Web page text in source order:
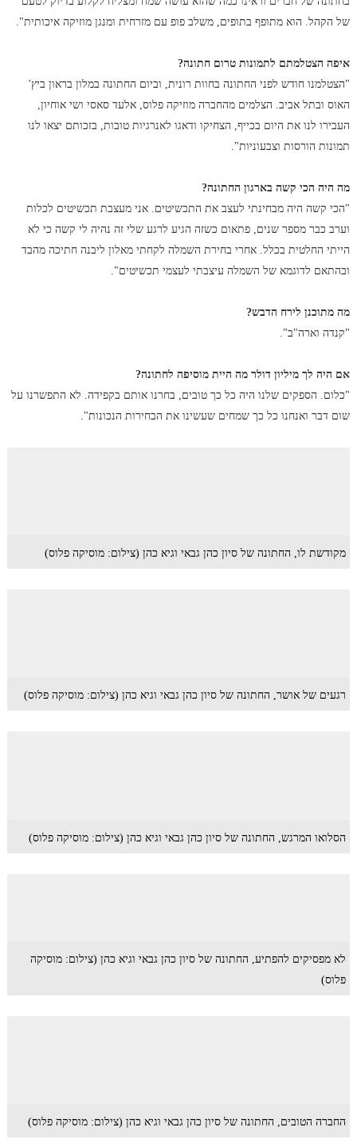
של הקהל. הוא מתופף בתופים, משלב פופ עם מזרחית ומנגן מוזיקה איכותית".
איפה הצטלמתם לתמונות טרום חתונה?
"הצטלמנו חודש לפני החתונה בחוות רונית, וביום החתונה במלון בראון ביץ'
האוס ובתל אביב. הצלמים מהחברה מוזיקה פלוס, אלעד סאסי ושי אוחיון,
העבירו לנו את היום בכייף, הצחיקו ודאגו לאנרגיות טובות, בזכותם יצאו לנו
תמונות הורסות וצבעוניות".
מה היה הכי קשה בארגון החתונה?
"הכי קשה היה מבחינתי לעצב את התכשיטים. אני מעצבת תכשיטים לכלות
וערב כבר מספר שנים, פתאום כשזה הגיע לרגע שלי זה נהיה לי קשה כי לא
הייתי החלטית בכלל. אחרי בחירת השמלה לקחתי מאלון ליבנה חתיכה מהבד
ובהתאם לדוגמא של השמלה עיצבתי לעצמי תכשיטים".
מה מתוכנן לירח הדבש?
"קנדה וארה"ב".
אם היה לך מיליון דולר מה היית מוסיפה לחתונה?
"כלום. הספקים שלנו היה כל כך טובים, בחרנו אותם בקפידה. לא התפשרנו על
שום דבר ואנחנו כל כך שמחים שעשינו את הבחירות הנכונות".
מקודשת לו, החתונה של סיון כהן גבאי וגיא כהן (צילום: מוסיקה פלוס)
רגעים של אושר, החתונה של סיון כהן גבאי וגיא כהן (צילום: מוסיקה פלוס)
הסלואו המרגש, החתונה של סיון כהן גבאי וגיא כהן (צילום: מוסיקה פלוס)
לא מפסיקים להפתיע, החתונה של סיון כהן גבאי וגיא כהן (צילום: מוסיקה
פלוס)
החברה הטובים, החתונה של סיון כהן גבאי וגיא כהן (צילום: מוסיקה פלוס)